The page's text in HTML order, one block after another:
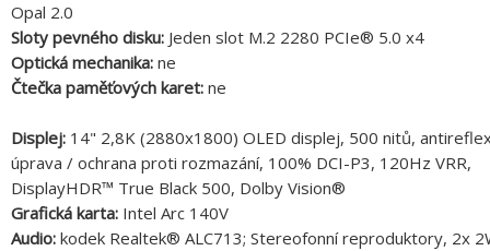
Opal 2.0
Sloty pevného disku: Jeden slot M.2 2280 PCIe® 5.0 x4
Optická mechanika: ne
Čtečka paměťových karet: ne
Displej: 14" 2,8K (2880x1800) OLED displej, 500 nitů,
úprava / ochrana proti rozmazání, 100% DCI-P3, 120Hz VRR,
DisplayHDR™ True Black 500, Dolby Vision®
Grafická karta: Intel Arc 140V
Audio: kodek Realtek® ALC713; Stereofonní reproduktory, 2x